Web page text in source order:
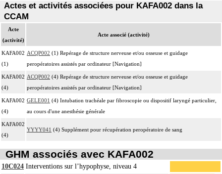
Actes et activités associées pour KAFA002 dans la
CCAM
Acte
(activité)
Acte associé (activité)
KAFA002
(1)
ACQP002 (1) Repérage de structure nerveuse et/ou osseuse et guidage
peropératoires assistés par ordinateur [Navigation]
KAFA002
(4)
ACQP002 (4) Repérage de structure nerveuse et/ou osseuse et guidage
peropératoires assistés par ordinateur [Navigation]
KAFA002
(4)
GELE001 (4) Intubation trachéale par fibroscopie ou dispositif laryngé particulier,
au cours d'une anesthésie générale
KAFA002
(4)
YYYY041 (4) Supplément pour récupération peropératoire de sang
GHM associés avec KAFA002
10C024 Interventions sur l’hypophyse, niveau 4